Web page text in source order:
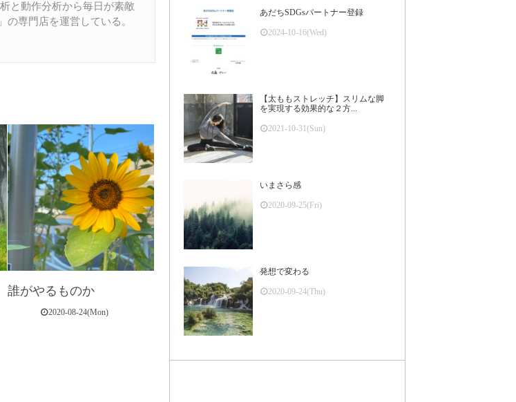
と動作分析から毎日が素敵
専門店を運営している。
誰がやるものか
2020-08-24(Mon)
あだちSDGsパートナー登録
2024-10-16(Wed)
【太ももストレッチ】スリムな脚
を実現する効果的な２方...
2021-10-31(Sun)
いまさら感
2020-09-25(Fri)
発想で変わる
2020-09-24(Thu)